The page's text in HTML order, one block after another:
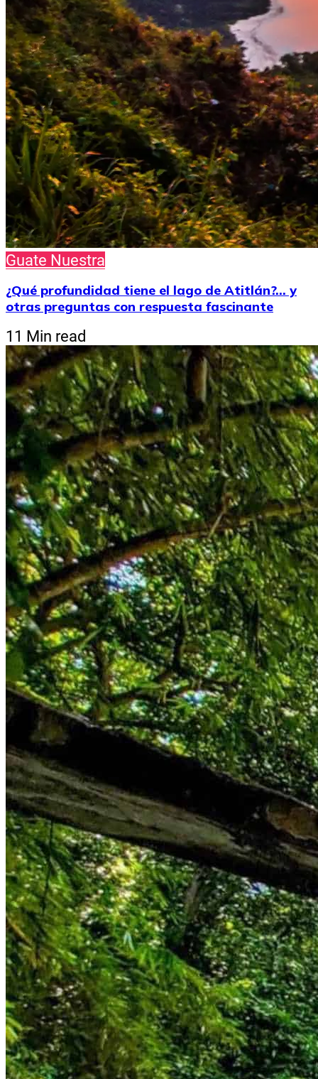
Guate Nuestra
¿Qué profundidad tiene el lago de Atitlán?… y
otras preguntas con respuesta fascinante
11 Min read